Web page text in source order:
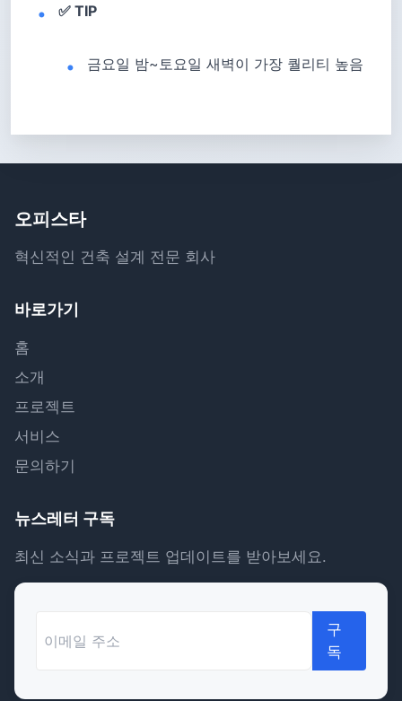
✅ TIP
금요일 밤~토요일 새벽이 가장 퀄리티 높음
오피스타
혁신적인 건축 설계 전문 회사
바로가기
홈
소개
프로젝트
서비스
문의하기
뉴스레터 구독
최신 소식과 프로젝트 업데이트를 받아보세요.
구
독